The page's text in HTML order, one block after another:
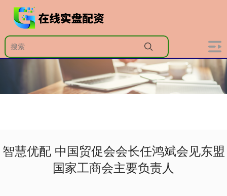
智慧优配 中国贸促会会长任鸿斌会见东盟
国家工商会主要负责人